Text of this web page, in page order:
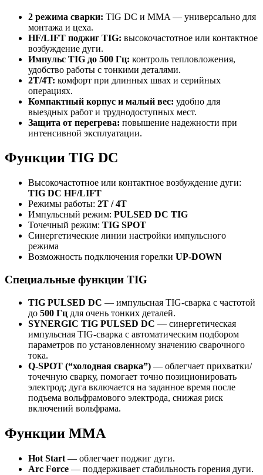
2 режима сварки: TIG DC и MMA — универсально для
монтажа и цеха.
HF/LIFT поджиг TIG: высокочастотное или контактное
возбуждение дуги.
Импульс TIG до 500 Гц: контроль тепловложения,
удобство работы с тонкими деталями.
2T/4T: комфорт при длинных швах и серийных
операциях.
Компактный корпус и малый вес: удобно для
выездных работ и труднодоступных мест.
Защита от перегрева: повышение надежности при
интенсивной эксплуатации.
Функции TIG DC
Высокочастотное или контактное возбуждение дуги:
TIG DC HF/LIFT
Режимы работы: 2T / 4T
Импульсный режим: PULSED DC TIG
Точечный режим: TIG SPOT
Синергетические линии настройки импульсного
режима
Возможность подключения горелки UP-DOWN
Специальные функции TIG
TIG PULSED DC — импульсная TIG-сварка с частотой
до 500 Гц для очень тонких деталей.
SYNERGIC TIG PULSED DC — синергетическая
импульсная TIG-сварка с автоматическим подбором
параметров по установленному значению сварочного
тока.
Q-SPOT (“холодная сварка”) — облегчает прихватки/
точечную сварку, помогает точно позиционировать
электрод; дуга включается на заданное время после
подъема вольфрамового электрода, снижая риск
включений вольфрама.
Функции MMA
Hot Start — облегчает поджиг дуги.
Arc Force — поддерживает стабильность горения дуги.